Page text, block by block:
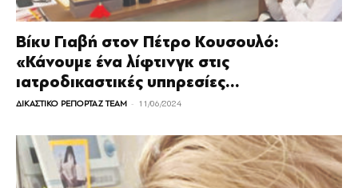
Βίκυ Γιαβή στον Πέτρο Κουσουλό:
«Κάνουμε ένα λίφτινγκ στις
ιατροδικαστικές υπηρεσίες...
ΔΙΚΑΣΤΙΚΟ ΡΕΠΟΡΤΑΖ TEAM - 11/06/2024